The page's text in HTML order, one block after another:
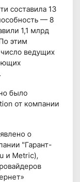
составила 13
— 8
1,1 млрд
этим
ведущих
было
от компании
о
"Гарант-
и Metric),